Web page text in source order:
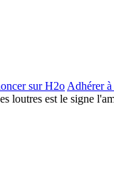
sur H2o Adhérer
loutres est le signe